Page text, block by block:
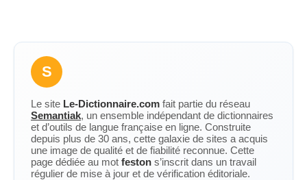
S
Le site Le-Dictionnaire.com fait partie du réseau
Semantiak, un ensemble indépendant de dictionnaires
et d’outils de langue française en ligne. Construite
depuis plus de 30 ans, cette galaxie de sites a acquis
une image de qualité et de fiabilité reconnue. Cette
page dédiée au mot feston s’inscrit dans un travail
régulier de mise à jour et de vérification éditoriale.